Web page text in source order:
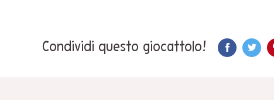
Condividi questo giocattolo!